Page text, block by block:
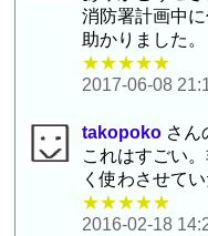
消防署計画中
助かりました。
★★★★★
2017-06-08
takopoko さん
これはすごい
く使わさせて
★★★★★
2016-02-18